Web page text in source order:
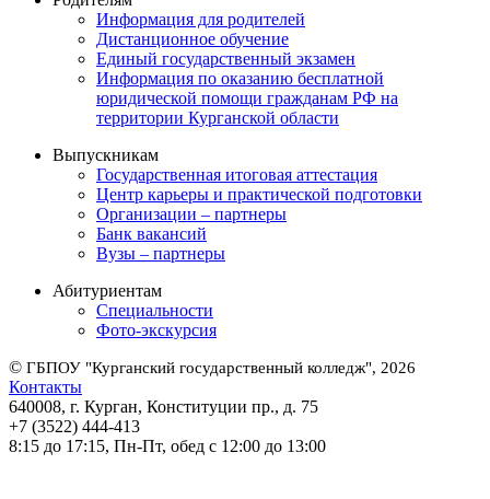
Информация для родителей
Дистанционное обучение
Единый государственный экзамен
Информация по оказанию бесплатной
юридической помощи гражданам РФ на
территории Курганской области
Выпускникам
Государственная итоговая аттестация
Центр карьеры и практической подготовки
Организации – партнеры
Банк вакансий
Вузы – партнеры
Абитуриентам
Специальности
Фото-экскурсия
© ГБПОУ "Курганский государственный колледж", 2026
Контакты
640008, г. Курган, Конституции пр., д. 75
+7 (3522) 444-413
8:15 до 17:15, Пн-Пт, обед с 12:00 до 13:00